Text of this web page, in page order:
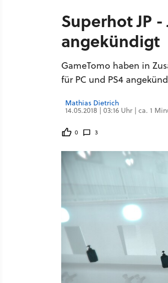
Superhot JP
angekündigt
GameTomo haben in
für PC und PS4
Mathias Dietrich
14.05.2018 | 03:16 Uhr | ca. 1
0 3